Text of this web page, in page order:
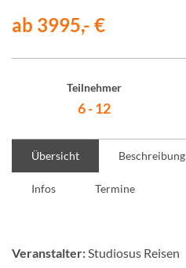
ab 3995,- €
Teilnehmer
6 - 12
Übersicht Beschreibung
Infos Termine
Veranstalter:Studiosus Reisen